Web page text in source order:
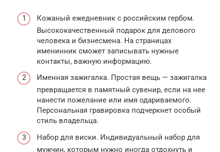
Кожаный ежедневник с российским гербом.
Высококачественный подарок для делового
человека и бизнесмена. На страницах
именинник сможет записывать нужные
контакты, важную информацию.
Именная зажигалка. Простая вещь — зажигалка
превращается в памятный сувенир, если на нее
нанести пожелание или имя одариваемого.
Персональная гравировка подчеркнет особый
стиль владельца.
Набор для виски. Индивидуальный набор для
мужчин, которым нужно иногда отдохнуть и